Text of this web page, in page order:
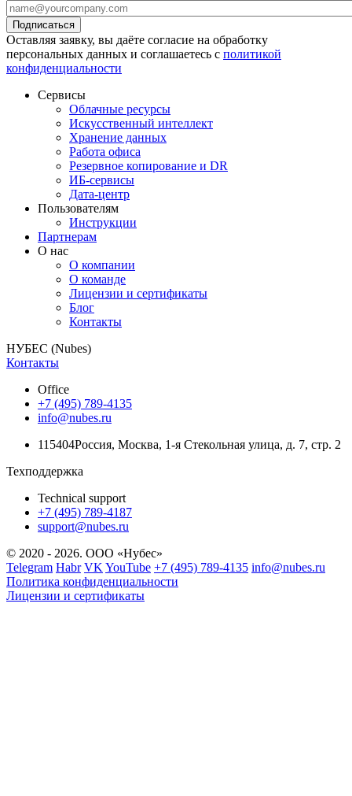
Оставляя заявку, вы даёте согласие на обработку
персональных данных и соглашаетесь с политикой
конфиденциальности
Сервисы
Облачные ресурсы
Искусственный интеллект
Хранение данных
Работа офиса
Резервное копирование и DR
ИБ-сервисы
Дата-центр
Пользователям
Инструкции
Партнерам
О нас
О компании
О команде
Лицензии и сертификаты
Блог
Контакты
НУБЕС (Nubes)
Контакты
Office
+7 (495) 789-4135
info@nubes.ru
115404Россия, Москва, 1-я Стекольная улица, д. 7, стр. 2
Техподдержка
Technical support
+7 (495) 789-4187
support@nubes.ru
© 2020 - 2026. ООО «Нубес»
Telegram Habr VK YouTube +7 (495) 789-4135 info@nubes.ru
Политика конфиденциальности
Лицензии и сертификаты